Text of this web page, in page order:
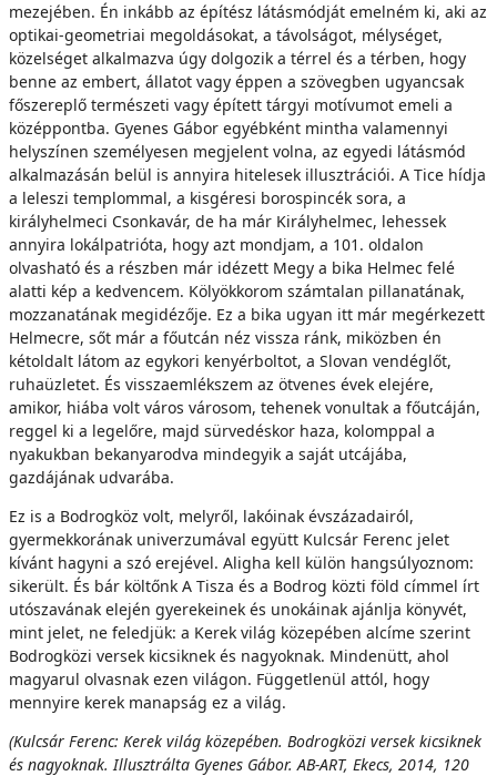
mezejében. Én inkább az építész látásmódját emelném ki, aki az
optikai-geometriai megoldásokat, a távolságot, mélységet,
közelséget alkalmazva úgy dolgozik a térrel és a térben, hogy
benne az embert, állatot vagy éppen a szövegben ugyancsak
főszereplő természeti vagy épített tárgyi motívumot emeli a
középpontba. Gyenes Gábor egyébként mintha valamennyi
helyszínen személyesen megjelent volna, az egyedi látásmód
alkalmazásán belül is annyira hitelesek illusztrációi. A Tice hídja
a leleszi templommal, a kisgéresi borospincék sora, a
királyhelmeci Csonkavár, de ha már Királyhelmec, lehessek
annyira lokálpatrióta, hogy azt mondjam, a 101. oldalon
olvasható és a részben már idézett Megy a bika Helmec felé
alatti kép a kedvencem. Kölyökkorom számtalan pillanatának,
mozzanatának megidézője. Ez a bika ugyan itt már megérkezett
Helmecre, sőt már a főutcán néz vissza ránk, miközben én
kétoldalt látom az egykori kenyérboltot, a Slovan vendéglőt,
ruhaüzletet. És visszaemlékszem az ötvenes évek elejére,
amikor, hiába volt város városom, tehenek vonultak a főutcáján,
reggel ki a legelőre, majd sürvedéskor haza, kolomppal a
nyakukban bekanyarodva mindegyik a saját utcájába,
gazdájának udvarába.
Ez is a Bodrogköz volt, melyről, lakóinak évszázadairól,
gyermekkorának univerzumával együtt Kulcsár Ferenc jelet
kívánt hagyni a szó erejével. Aligha kell külön hangsúlyoznom:
sikerült. És bár költőnk A Tisza és a Bodrog közti föld címmel írt
utószavának elején gyerekeinek és unokáinak ajánlja könyvét,
mint jelet, ne feledjük: a Kerek világ közepében alcíme szerint
Bodrogközi versek kicsiknek és nagyoknak. Mindenütt, ahol
magyarul olvasnak ezen világon. Függetlenül attól, hogy
mennyire kerek manapság ez a világ.
(Kulcsár Ferenc: Kerek világ közepében. Bodrogközi versek kicsiknek
és nagyoknak. Illusztrálta Gyenes Gábor. AB-ART, Ekecs, 2014, 120